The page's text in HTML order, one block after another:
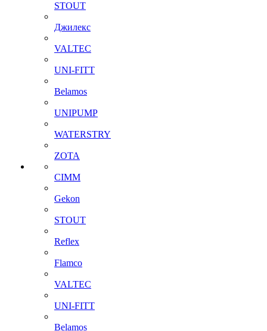
STOUT
Джилекс
VALTEC
UNI-FITT
Belamos
UNIPUMP
WATERSTRY
ZOTA
CIMM
Gekon
STOUT
Reflex
Flamco
VALTEC
UNI-FITT
Belamos